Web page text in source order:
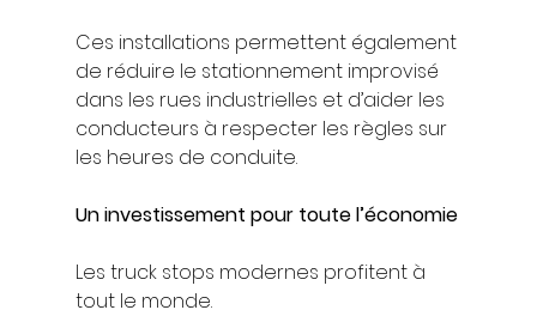
Ces installations permettent également
de réduire le stationnement improvisé
dans les rues industrielles et d’aider les
conducteurs à respecter les règles sur
les heures de conduite.
Un investissement pour toute l’économie
Les truck stops modernes profitent à
tout le monde.